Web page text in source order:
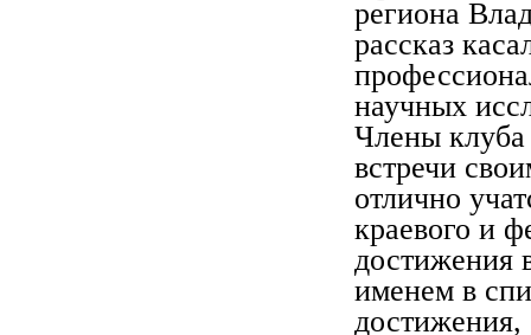
региона
рассказ
научных
Члены клуба
встречи
отлично
краевого и
достижения
именем в
достижения,